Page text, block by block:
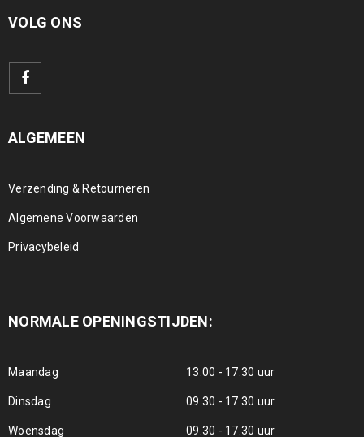
VOLG ONS
ALGEMEEN
Verzending & Retourneren
Algemene Voorwaarden
Privacybeleid
NORMALE OPENINGSTIJDEN:
Maandag 13.00 - 17.30 uur
Dinsdag 09.30 - 17.30 uur
Woensdag 09.30 - 17.30 uur